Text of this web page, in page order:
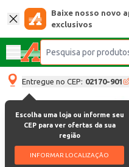
Baixe nosso novo
exclusivos
Entregue no CEP: 02170-901
Escolha uma loja ou informe seu
CEP para ver ofertas da sua
região
INFORMAR LOCALIZAÇÃO